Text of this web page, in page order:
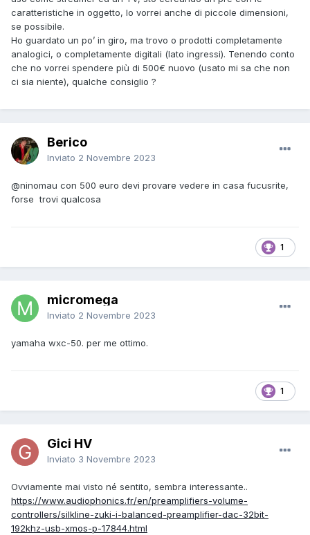
caratteristiche in oggetto, lo vorrei anche di piccole dimensioni,
se possibile.
Ho guardato un po’ in giro, ma trovo o prodotti completamente
analogici, o completamente digitali (lato ingressi). Tenendo conto
che no vorrei spendere più di 500€ nuovo (usato mi sa che non
ci sia niente), qualche consiglio ?
Berico
Inviato 2 Novembre 2023
@ninomau con 500 euro devi provare vedere in casa fucusrite,
forse trovi qualcosa
1
micromega
Inviato 2 Novembre 2023
yamaha wxc-50. per me ottimo.
1
Gici HV
Inviato 3 Novembre 2023
Ovviamente mai visto né sentito, sembra interessante..
https://www.audiophonics.fr/en/preamplifiers-volume-
controllers/silkline-zuki-i-balanced-preamplifier-dac-32bit-
192khz-usb-xmos-p-17844.html